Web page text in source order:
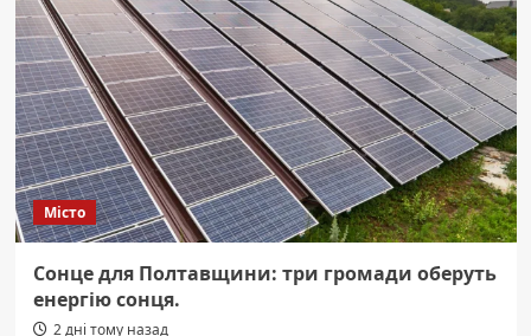
Місто
Сонце для Полтавщини: три громади оберуть
енергію сонця.
2 дні тому назад